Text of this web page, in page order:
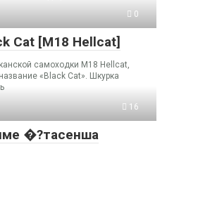
0
Cat [M18 Hellcat]
самоходки M18 Hellcat,
«Black Cat». Шкурка
16
�?тасенша